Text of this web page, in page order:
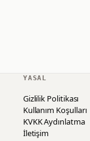
YASAL
Gizlilik Politikası
Kullanım Koşulları
KVKK Aydınlatma
İletişim